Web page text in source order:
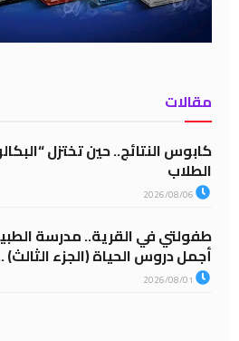
مقالات
الطلاب
طفولتي في القرية.. مدرسة
أجمل دروس الحياة (الجزء الثالث)